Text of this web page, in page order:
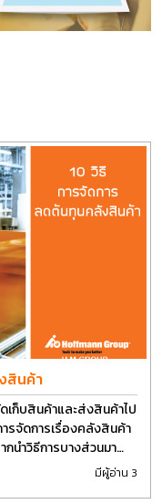
สินค้า
เก็บสินค้าและส่งสินค้าไป
รจัดการเรื่องคลังสินค้า
กนำวิธีการบางส่วนมา
มีผู้อ่าน 3